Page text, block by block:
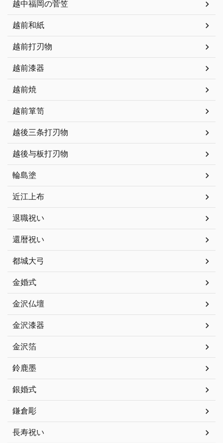
越中福岡の菅笠
越前和紙
越前打刃物
越前漆器
越前焼
越前箪笥
越後三条打刃物
越後与板打刃物
輪島塗
近江上布
退職祝い
還暦祝い
都城大弓
金婚式
金沢仏壇
金沢漆器
金沢箔
鈴鹿墨
銀婚式
鎌倉彫
長寿祝い